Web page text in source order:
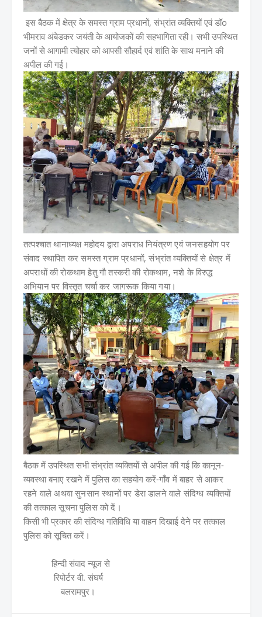
इस बैठक में क्षेत्र के समस्त ग्राम प्रधानों, संभ्रांत व्यक्तियों एवं डॉo
भीमराव अंबेडकर जयंती के आयोजकों की सहभागिता रही। सभी उपस्थित
जनों से आगामी त्योहार को आपसी सौहार्द एवं शांति के साथ मनाने की
अपील की गई।
तत्पश्चात थानाध्यक्ष महोदय द्वारा अपराध नियंत्रण एवं जनसहयोग पर
संवाद स्थापित कर समस्त ग्राम प्रधानों, संभ्रांत व्यक्तियों से क्षेत्र में
अपराधों की रोकथाम हेतु गौ तस्करी की रोकथाम, नशे के विरुद्ध
अभियान पर विस्तृत चर्चा कर जागरूक किया गया।
बैठक में उपस्थित सभी संभ्रांत व्यक्तियों से अपील की गई कि कानून-
व्यवस्था बनाए रखने में पुलिस का सहयोग करें-गाँव में बाहर से आकर
रहने वाले अथवा सुनसान स्थानों पर डेरा डालने वाले संदिग्ध व्यक्तियों
की तत्काल सूचना पुलिस को दें।
किसी भी प्रकार की संदिग्ध गतिविधि या वाहन दिखाई देने पर तत्काल
पुलिस को सूचित करें।
हिन्दी संवाद न्यूज से
रिपोर्टर वी. संघर्ष
बलरामपुर।